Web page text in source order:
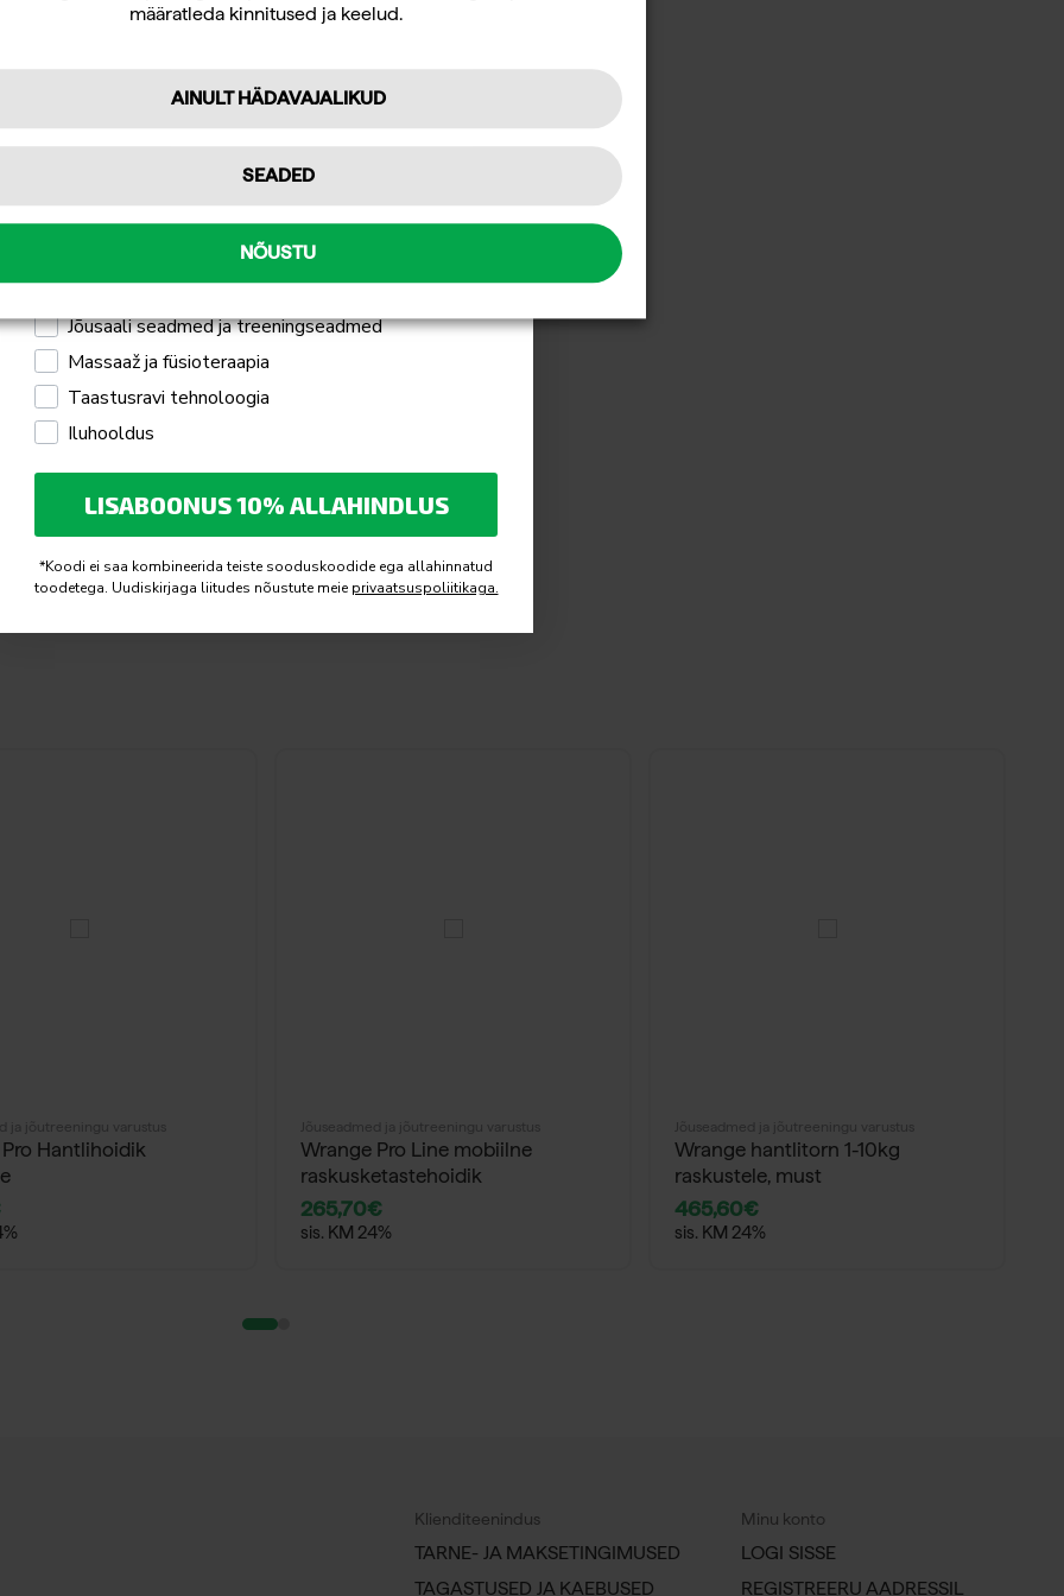
ja jõutreeningu varustus
Hantlihoidik
Jõuseadmed ja jõutreeningu varustus
Wrange Pro Line mobiilne
raskusketastehoidik
265,70€
sis. KM 24%
Jõuseadmed ja jõutreeningu varustus
Wrange hantlitorn 1-10kg
raskustele, must
465,60€
sis. KM 24%
Klienditeenindus
TARNE- JA MAKSETINGIMUSED
TAGASTUSED JA KAEBUSED
Minu konto
LOGI SISSE
REGISTREERU AADRESSIL
määratleda kinnitused ja keelud.
AINULT HÄDAVAJALIKUD
SEADED
NÕUSTU
tellimuselt.
Tellin
Professionaalseks kasutamiseks
Mulle pakub huvi
Jõusaali seadmed ja treeningseadmed
Massaaž ja füsioteraapia
Taastusravi tehnoloogia
Iluhooldus
LISABOONUS 10% ALLAHINDLUS
*Koodi ei saa kombineerida teiste sooduskoodide ega allahinnatud
toodetega. Uudiskirjaga liitudes nõustute meie privaatsuspoliitikaga.